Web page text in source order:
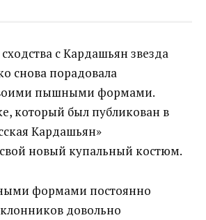
с Кардашьян звезда
снова порадовала
пышными формами.
который был публикован в
Кардашьян»
новый купальный костюм.
формами постоянно
довольно